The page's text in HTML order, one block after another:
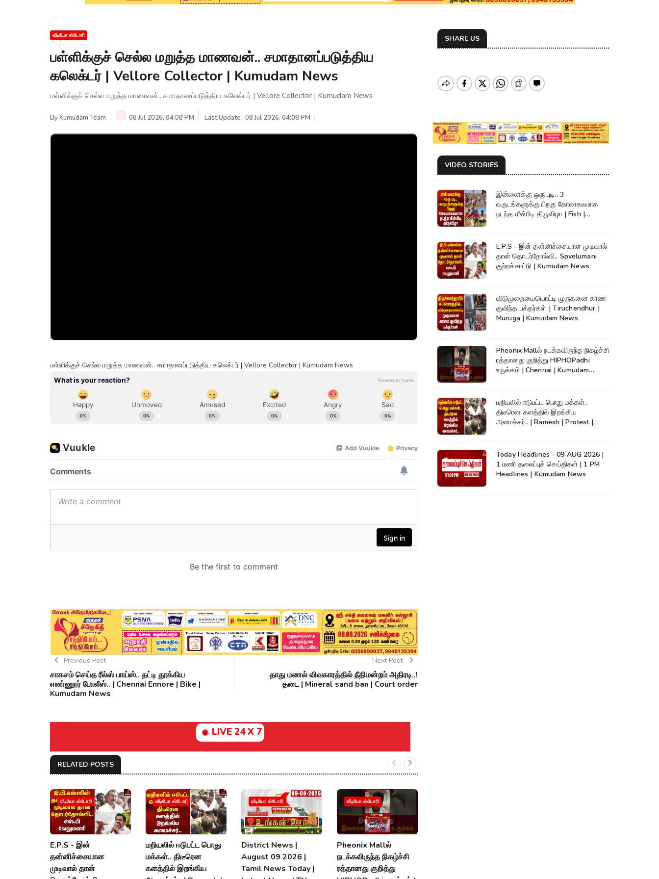
வீடியோ ஸ்டோரி
பள்ளிக்குச் செல்ல மறுத்த மாணவன்.. சமாதானப்படுத்திய
கலெக்டர் | Vellore Collector | Kumudam News
பள்ளிக்குச் செல்ல மறுத்த மாணவன்.. சமாதானப்படுத்திய கலெக்டர் | Vellore Collector | Kumudam News
ByKumudam Team 08 Jul 2026, 04:08 PM Last Update : 08 Jul 2026, 04:08 PM
பள்ளிக்குச் செல்ல மறுத்த மாணவன்.. சமாதானப்படுத்திய கலெக்டர் | Vellore Collector | Kumudam News
Previous Post
சாகசம் செய்த ரீல்ஸ் பாய்ஸ்.. தட்டி தூக்கிய
எண்ணூர் போலீஸ்.. | Chennai Ennore | Bike |
Kumudam News
Next Post
தாது மணல் விவகாரத்தில் நீதிமன்றம் அதிரடி..!
தடை | Mineral sand ban | Court order
LIVE 24 X 7
RELATED POSTS
வீடியோ ஸ்டோரி
E.P.S - இன்
தன்னிச்சையான
முடிவால் தான்
வீடியோ ஸ்டோரி
மறியலில் ஈடுபட்ட பொது
மக்கள்.. திடீரென
களத்தில் இறங்கிய
வீடியோ ஸ்டோரி
District News |
August 09 2026 |
Tamil News Today |
வீடியோ ஸ்டோரி
Pheonix Mallல்
நடக்கவிருந்த நிகழ்ச்சி
ரத்தானது குறித்து
SHARE US
VIDEO STORIES
இன்னைக்கு ஒரு புடி.. 3
வருடங்களுக்கு பிறகு கோலாகலமாக
நடந்த மீன்பிடி திருவிழா | Fish |
E.P.S - இன் தன்னிச்சையான முடிவால்
தான் தொடர்தோல்வி.. Spvelumani
குற்றச்சாட்டு | Kumudam News
விடுமுறையையொட்டி முருகனை காண
குவிந்த பக்தர்கள் | Tiruchendhur |
Muruga | Kumudam News
Pheonix Mallல் நடக்கவிருந்த நிகழ்ச்சி
ரத்தானது குறித்து HIPHOPadhi
உருக்கம் | Chennai | Kumudam
மறியலில் ஈடுபட்ட பொது மக்கள்..
திடீரென களத்தில் இறங்கிய
அமைச்சர்.. | Ramesh | Protest |
Today Headlines - 09 AUG 2026 |
1 மணி தலைப்புச் செய்திகள் | 1 PM
Headlines | Kumudam News